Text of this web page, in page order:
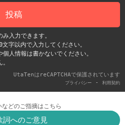
投稿
入力できます。
字以内で入力してください。
人情報は書かないでください。
UtaTenはreCAPTCHAで保護されています
プライバシー - 利用契約
どのご指摘はこちら
詞へのご意見